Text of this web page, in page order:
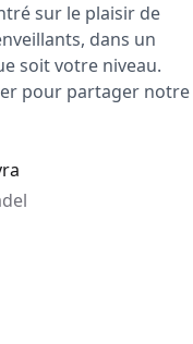
sur le plaisir de
dans un
soit votre niveau.
pour partager notre